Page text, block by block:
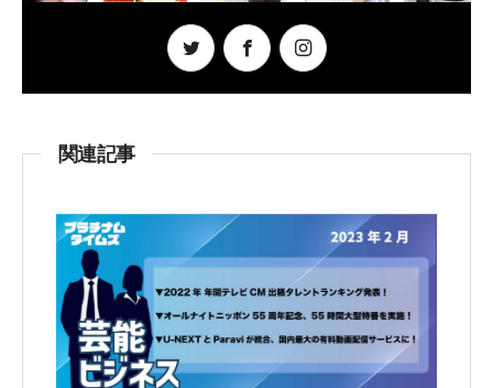
関連記事